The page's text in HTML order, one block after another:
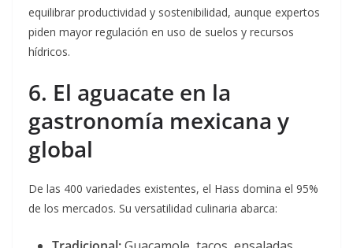
equilibrar productividad y sostenibilidad, aunque expertos
piden mayor regulación en uso de suelos y recursos
hídricos.
6. El aguacate en la
gastronomía mexicana y
global
De las 400 variedades existentes, el Hass domina el 95%
de los mercados. Su versatilidad culinaria abarca: